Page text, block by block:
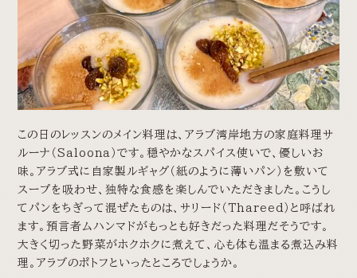
この日のレッスンのメイン料理は、アラブ湾岸地方の家庭料理サ
ルーナ（Saloona）です。穏やかなスパイス使いで、優しいお
味。アラブ式に自家製ルギャグ（紙のように薄いパン）を敷いて
スープを吸わせ、独特な食感を楽しんでいただきました。こうし
てパンをちぎって混ぜたものは、サリード（Thareed）と呼ばれ
ます。預言者ムハンマドがもっとも好きだった料理だそうです。
大きく切った野菜がホクホクに煮えて、心も体も温まる煮込み料
理。アラブのポトフといったところでしょうか。